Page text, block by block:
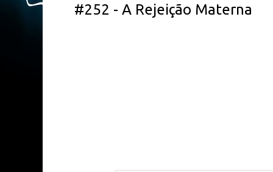
#252 - A Rejeição Materna